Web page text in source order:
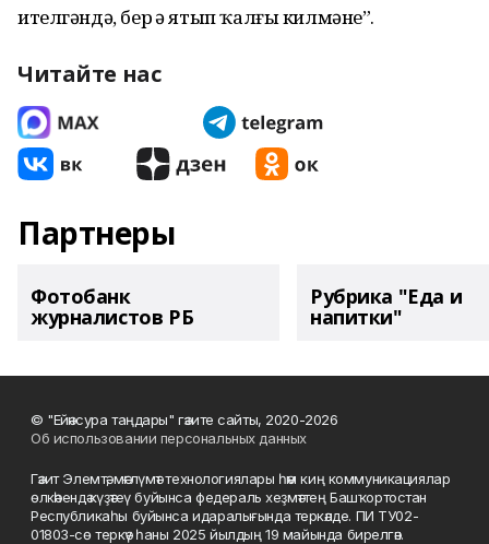
ителгәндә, бер ҙә ятып ҡалғы килмәне”.
Читайте нас
Партнеры
Фотобанк
журналистов РБ
Рубрика "Еда и
напитки"
© "Ейәнсура таңдары" гәзите сайты, 2020-2026
Об использовании персональных данных
Гәзит Элемтә, мәғлүмәт технологиялары һәм киң коммуникациялар
өлкәһендә күҙәтеү буйынса федераль хеҙмәттең Башҡортостан
Республикаһы буйынса идаралығында теркәлде. ПИ ТУ02-
01803-сө теркәү һаны 2025 йылдың 19 майында бирелгән.